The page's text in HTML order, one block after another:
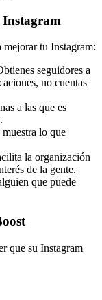
Instagram
tu Instagram:
seguidores a
no cuentas
a las que es
muestra lo que
la organización
de la gente.
que puede
que su Instagram